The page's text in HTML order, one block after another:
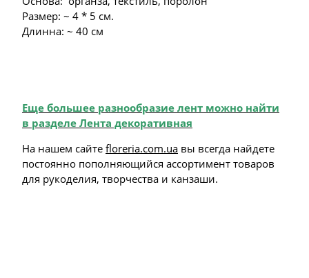
Размер: ~ 4 * 5 см.
Длинна: ~ 40 см
Еще большее разнообразие лент можно найти
в разделе Лента декоративная
На нашем сайте floreria.com.ua вы всегда найдете
постоянно пополняющийся ассортимент товаров
для рукоделия, творчества и канзаши.